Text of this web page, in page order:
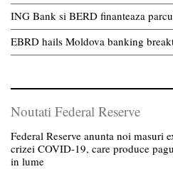
ING Bank si BERD finanteaza
EBRD hails Moldova banking
Noutati Federal Reserve
Federal Reserve anunta noi masuri
crizei COVID-19, care produce
in lume